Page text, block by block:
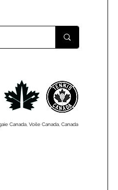
Canada, Voile Canada, Canada